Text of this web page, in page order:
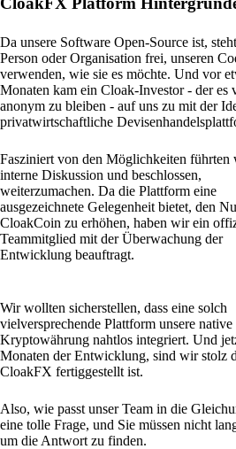
Da unsere Software Open-Source ist,
Person oder Organisation frei, unseren
verwenden, wie sie es möchte. Und vor
Monaten kam ein Cloak-Investor - der es
anonym zu bleiben - auf uns zu mit der
privatwirtschaftliche
Fasziniert von den Möglichkeiten führten
interne Diskussion und beschlossen,
weiterzumachen. Da die Plattform eine
ausgezeichnete Gelegenheit bietet, den
CloakCoin zu erhöhen, haben wir ein
Teammitglied mit der Überwachung der
Entwicklung beauftragt.
Wir wollten sicherstellen, dass eine solch
vielversprechende Plattform unsere native
Kryptowährung nahtlos integriert. Und
Monaten der Entwicklung, sind wir stolz
CloakFX fertiggestellt ist.
Also, wie passt unser Team in die
eine tolle Frage, und Sie müssen nicht
um die Antwort zu finden.